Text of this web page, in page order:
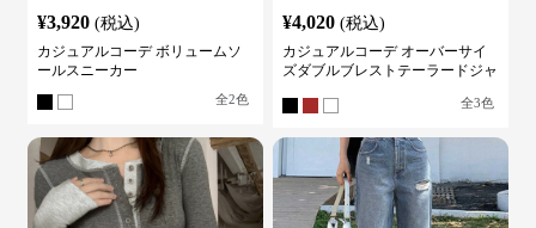
¥3,920 (税込)
カジュアルコーデ ボリュームソ
ールスニーカー
全2色
¥4,020 (税込)
カジュアルコーデ オーバーサイ
ズダブルブレストテーラードジャ
全3色